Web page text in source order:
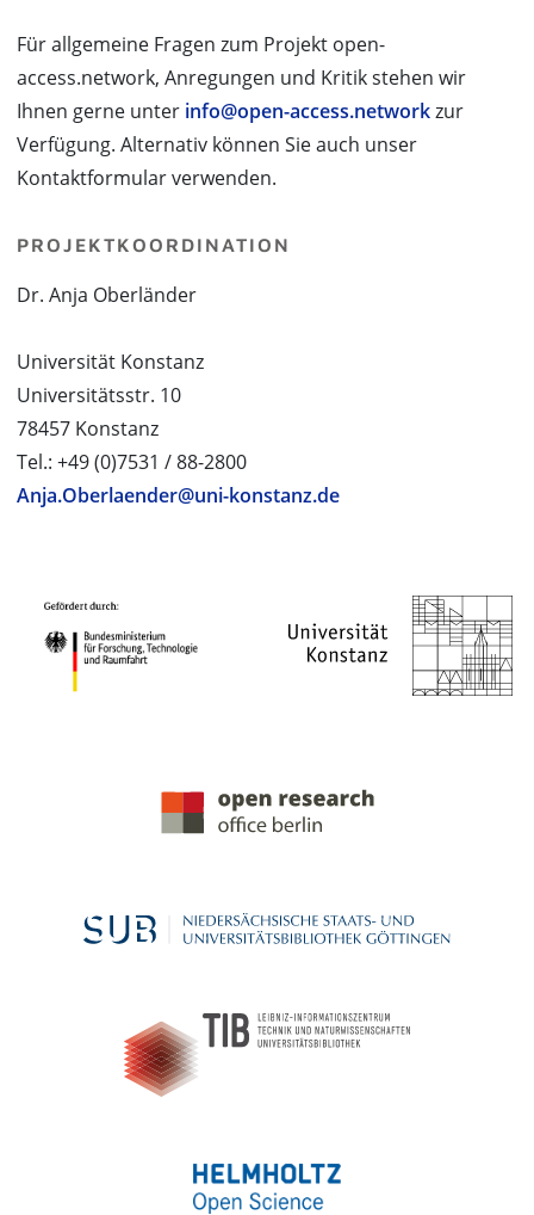
Für allgemeine Fragen zum Projekt open-
access.network, Anregungen und Kritik stehen wir
Ihnen gerne unter info@open-access.networkzur
Verfügung. Alternativ können Sie auch unser
Kontaktformular verwenden.
PROJEKTKOORDINATION
Dr. Anja Oberländer
Universität Konstanz
Universitätsstr. 10
78457 Konstanz
Tel.: +49 (0)7531 / 88-2800
Anja.Oberlaender@uni-konstanz.de